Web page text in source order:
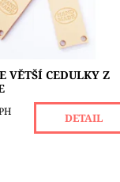
Skladem 4 ks
KREATINKA
VĚTŠÍ CEDULKY Z
DETAIL